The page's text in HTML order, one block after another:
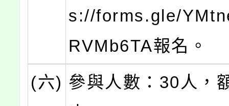
s://forms.gle/
RVMb6TA報名。
(六) 參與人數：30人，